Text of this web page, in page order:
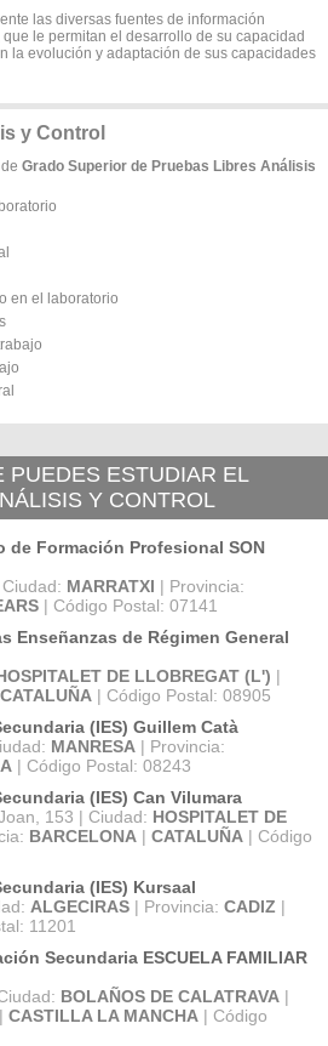
las diversas fuentes de información
le permitan el desarrollo de su capacidad
la evolución y adaptación de sus capacidades
y Control
Grado Superior de Pruebas Libres Análisis
en el laboratorio
PUEDES ESTUDIAR EL
Y CONTROL
de Formación Profesional SON
MARRATXI | Provincia:
| Código Postal: 07141
Enseñanzas de Régimen General
DE LLOBREGAT (L') |
CATALUÑA | Código Postal: 08905
(IES) Guillem Catà
MANRESA | Provincia:
| Código Postal: 08243
(IES) Can Vilumara
153 | Ciudad: HOSPITALET DE
BARCELONA | CATALUÑA | Código
(IES) Kursaal
ALGECIRAS | Provincia: CADIZ |
11201
Secundaria ESCUELA FAMILIAR
BOLAÑOS DE CALATRAVA |
| CASTILLA LA MANCHA | Código